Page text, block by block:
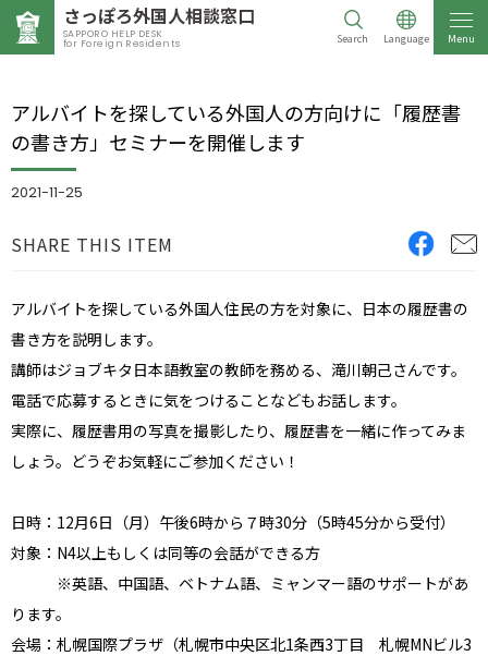
さっぽろ外国人相談窓口
SAPPORO HELP DESK
for Foreign Residents Search Language Menu
アルバイトを探している外国人の方向けに「履歴書
の書き方」セミナーを開催します
2021-11-25
SHARE THIS ITEM
アルバイトを探している外国人住民の方を対象に、日本の履歴書の
書き方を説明します。
講師はジョブキタ日本語教室の教師を務める、滝川朝己さんです。
電話で応募するときに気をつけることなどもお話します。
実際に、履歴書用の写真を撮影したり、履歴書を一緒に作ってみま
しょう。どうぞお気軽にご参加ください！
日時：12月6日（月）午後6時から７時30分（5時45分から受付）
対象：N4以上もしくは同等の会話ができる方
※英語、中国語、ベトナム語、ミャンマー語のサポートがあ
ります。
会場：札幌国際プラザ（札幌市中央区北1条西3丁目 札幌MNビル3